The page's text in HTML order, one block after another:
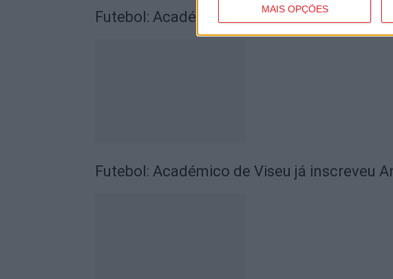
MAIS OPÇÕES
Futebol: Académico de Viseu perto de
Futebol: Académico de Viseu já inscreveu